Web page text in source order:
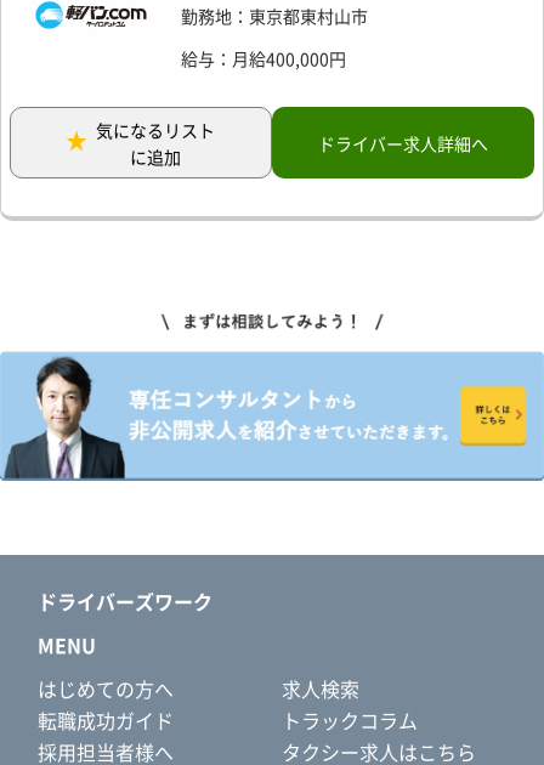
勤務地：東京都東村山市
給与：月給400,000円
気になるリスト
に追加
ドライバー求人詳細へ
ドライバーズワーク
MENU
はじめての方へ
求人検索
転職成功ガイド
トラックコラム
採用担当者様へ
タクシー求人はこちら